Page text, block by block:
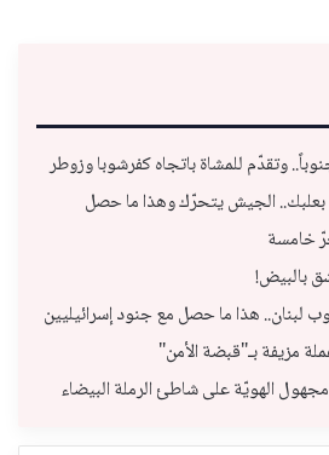
وتقدّم للمشاة باتجاه كفرشوبا وزوطر
الجيش يتحرّك وهذا ما حصل
خامسة
بالبيض!
هذا ما حصل مع جنود إسرائيليين
مزيفة بـ"قبضة الأمن"
الهويّة على شاطئ الرملة البيضاء